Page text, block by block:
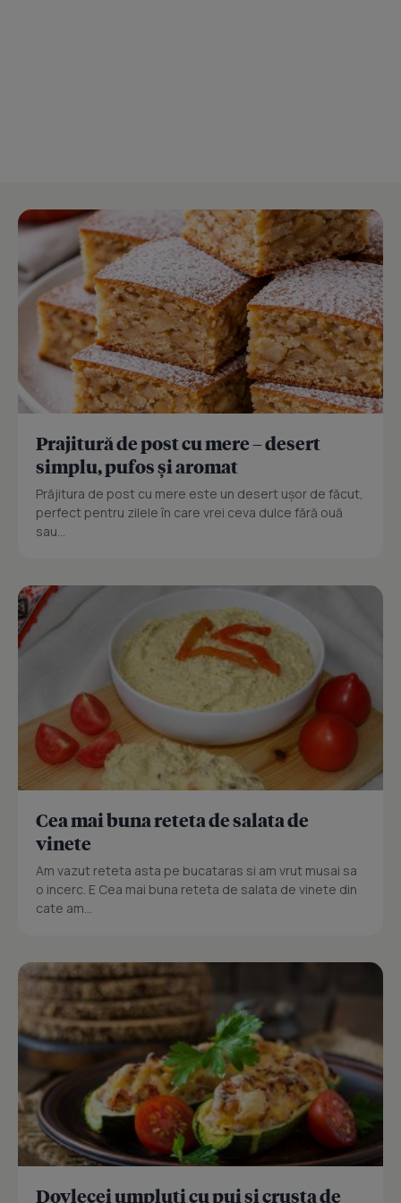
Prajitură de post cu mere – desert
simplu, pufos și aromat
Prăjitura de post cu mere este un desert ușor de făcut,
perfect pentru zilele în care vrei ceva dulce fără ouă
sau...
Cea mai buna reteta de salata de
vinete
Am vazut reteta asta pe bucataras si am vrut musai sa
o incerc. E Cea mai buna reteta de salata de vinete din
cate am...
Dovlecei umpluti cu pui si crusta de